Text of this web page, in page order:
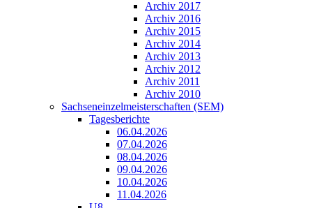
Archiv 2017
Archiv 2016
Archiv 2015
Archiv 2014
Archiv 2013
Archiv 2012
Archiv 2011
Archiv 2010
Sachseneinzelmeisterschaften (SEM)
Tagesberichte
06.04.2026
07.04.2026
08.04.2026
09.04.2026
10.04.2026
11.04.2026